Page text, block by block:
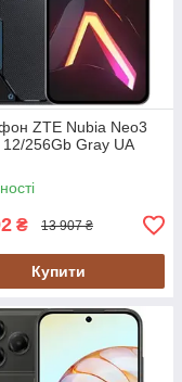
ZTE Nubia Neo3
256Gb Gray UA
₴ 13 907 ₴
Купити